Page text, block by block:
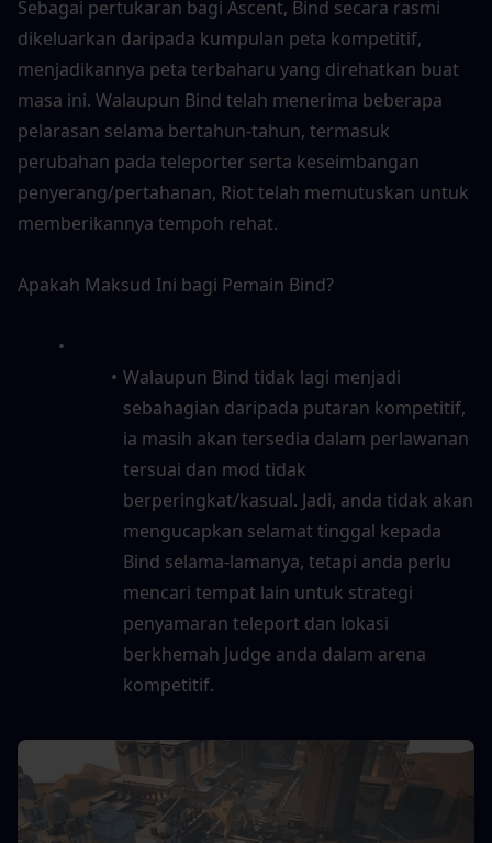
Sebagai pertukaran bagi Ascent, Bind secara rasmi
dikeluarkan daripada kumpulan peta kompetitif,
menjadikannya peta terbaharu yang direhatkan buat
masa ini. Walaupun Bind telah menerima beberapa
pelarasan selama bertahun-tahun, termasuk
perubahan pada teleporter serta keseimbangan
penyerang/pertahanan, Riot telah memutuskan untuk
memberikannya tempoh rehat.
Apakah Maksud Ini bagi Pemain Bind?
Walaupun Bind tidak lagi menjadi
sebahagian daripada putaran kompetitif,
ia masih akan tersedia dalam perlawanan
tersuai dan mod tidak
berperingkat/kasual. Jadi, anda tidak akan
mengucapkan selamat tinggal kepada
Bind selama-lamanya, tetapi anda perlu
mencari tempat lain untuk strategi
penyamaran teleport dan lokasi
berkhemah Judge anda dalam arena
kompetitif.